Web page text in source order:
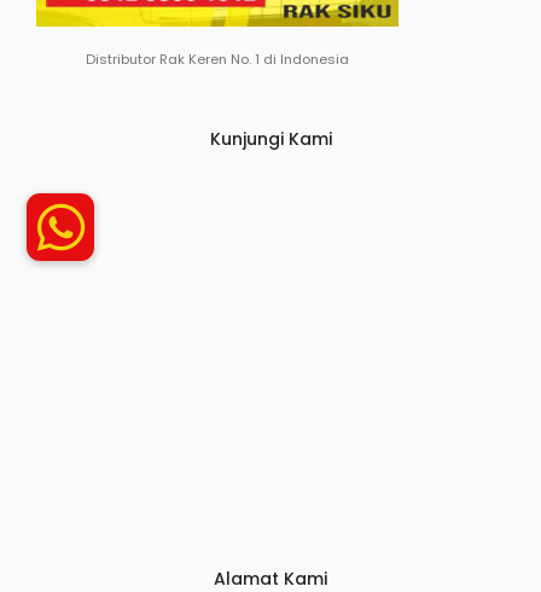
Distributor Rak Keren No. 1 di Indonesia
Kunjungi Kami
Alamat Kami